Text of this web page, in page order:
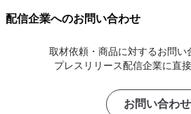
配信企業へのお問い合わせ
取材依頼・商品に対するお問い
プレスリリース配信企業に直
お問い合わせ